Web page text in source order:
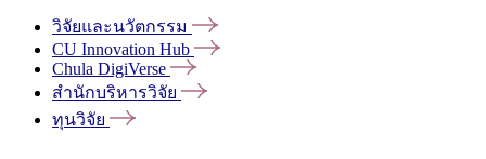
วิจัยและนวัตกรรม
CU Innovation Hub
Chula DigiVerse
สำนักบริหารวิจัย
ทุนวิจัย